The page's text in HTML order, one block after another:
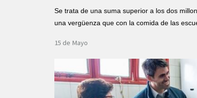
Se trata de una suma superior a los dos
una vergüenza que con la comida de las
15 de Mayo